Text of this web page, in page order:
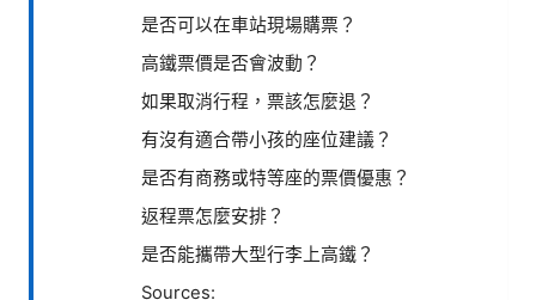
是否可以在車站現場購票？
高鐵票價是否會波動？
如果取消行程，票該怎麼退？
有沒有適合帶小孩的座位建議？
是否有商務或特等座的票價優惠？
返程票怎麼安排？
是否能攜帶大型行李上高鐵？
Sources: